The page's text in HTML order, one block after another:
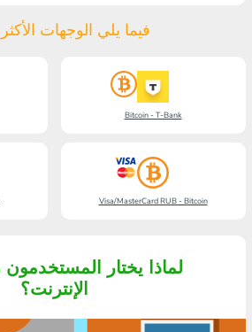
فيما يلي الوجهات
Bitcoin - T-Bank
Visa/MasterCard RUB - Bitcoin
لماذا يختار المستخدمون
الإنترنت؟